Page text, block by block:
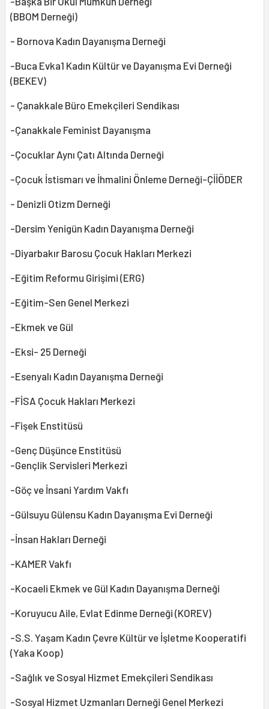
(BBOM Derneği)
- Bornova Kadın Dayanışma Derneği
-Buca Evka1 Kadın Kültür ve Dayanışma Evi Derneği
(BEKEV)
- Çanakkale Büro Emekçileri Sendikası
-Çanakkale Feminist Dayanışma
-Çocuklar Aynı Çatı Altında Derneği
-Çocuk İstismarı ve İhmalini Önleme Derneği-ÇİİÖDER
- Denizli Otizm Derneği
-Dersim Yenigün Kadın Dayanışma Derneği
-Diyarbakır Barosu Çocuk Hakları Merkezi
-Eğitim Reformu Girişimi (ERG)
-Eğitim-Sen Genel Merkezi
-Ekmek ve Gül
-Eksi- 25 Derneği
-Esenyalı Kadın Dayanışma Derneği
-FİSA Çocuk Hakları Merkezi
-Fişek Enstitüsü
-Genç Düşünce Enstitüsü
-Gençlik Servisleri Merkezi
-Göç ve İnsani Yardım Vakfı
-Gülsuyu Gülensu Kadın Dayanışma Evi Derneği
-İnsan Hakları Derneği
-KAMER Vakfı
-Kocaeli Ekmek ve Gül Kadın Dayanışma Derneği
-Koruyucu Aile, Evlat Edinme Derneği (KOREV)
-S.S. Yaşam Kadın Çevre Kültür ve İşletme Kooperatifi
(Yaka Koop)
-Sağlık ve Sosyal Hizmet Emekçileri Sendikası
-Sosyal Hizmet Uzmanları Derneği Genel Merkezi